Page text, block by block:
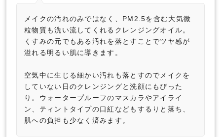
メイクの汚れのみではなく、PM2.5を含む大気微
粒物質も洗い流してくれるクレンジングオイル。
くすみの元でもある汚れを落とすことでツヤ感が
溢れる明るい肌に導きます。
空気中に生じる細かい汚れも落とすのでメイクを
していない日のクレンジングと洗顔にもぴった
り。ウォータープルーフのマスカラやアイライ
ン、ティントタイプの口紅などもするりと落ち、
肌への負担も少なく済みます。